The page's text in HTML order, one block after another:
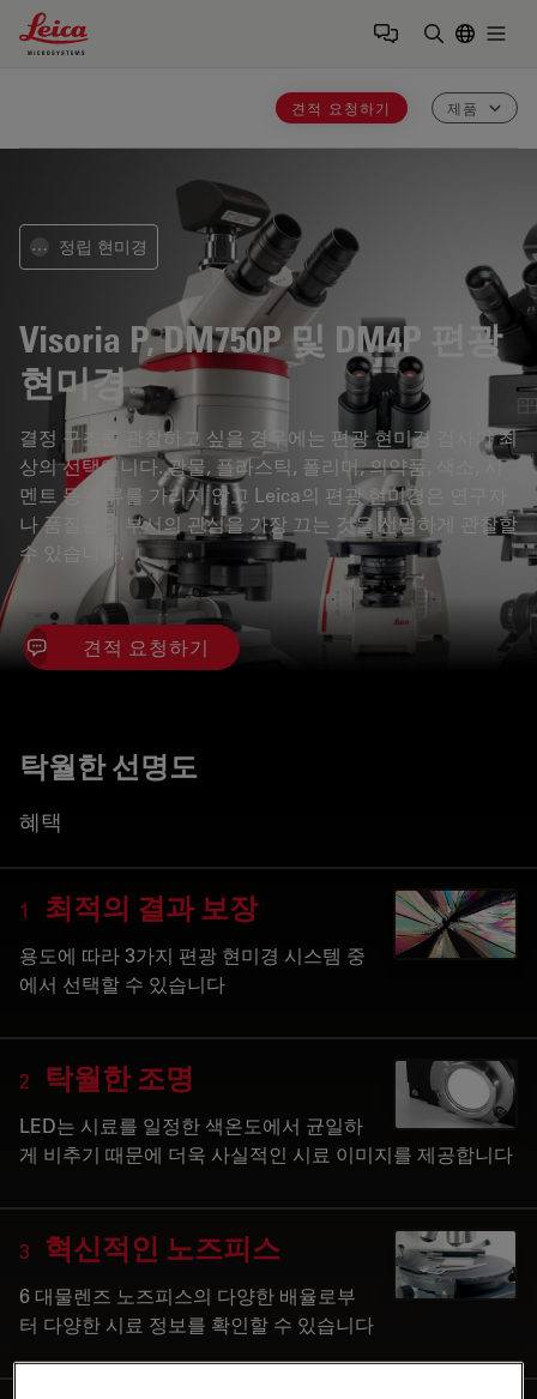
Leica Microsystems Logo
견적 요청하기 제품
⋯ 정립 현미경
Visoria P, DM750P 및 DM4P
편광
현미경
결정 구조를 관찰하고 싶을 경우에는 편광 현미경 검사가 최
상의 선택입니다. 광물, 플라스틱, 폴리머, 의약품, 색소, 시
멘트 등 종류를 가리지 않고 Leica의 편광 현미경은 연구자
나 품질관리 부서의 관심을 가장 끄는 것을 선명하게 관찰할
수 있습니다.
견적 요청하기
탁월한 선명도
혜택
1 최적의 결과 보장
용도에 따라 3가지 편광 현미경 시스템 중
에서 선택할 수 있습니다
2 탁월한 조명
LED는 시료를 일정한 색온도에서 균일하
게 비추기 때문에 더욱 사실적인 시료 이미지를 제공합니다
3 혁신적인 노즈피스
6 대물렌즈 노즈피스의 다양한 배율로부
터 다양한 시료 정보를 확인할 수 있습니다